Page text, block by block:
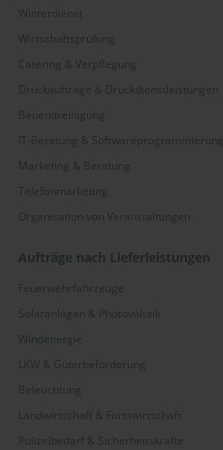
Villingen-Schwenningen
Vilsbiburg
Völklingen
Weißenfels
Wilhelmshaven
Winnenden
Wittlich
Wolfsburg
Winterdienst
Wirtschaftsprüfung
Catering & Verpflegung
Druckaufträge & Druckdienstleistungen
Bauendreinigung
IT-Beratung & Softwareprogrammierung
Marketing & Beratung
Telefonmarketing
Organisation von Veranstaltungen
Aufträge nach Lieferleistungen
Feuerwehrfahrzeuge
Solaranlagen & Photovoltaik
Windenergie
LKW & Güterbeförderung
Beleuchtung
Landwirtschaft & Forstwirtschaft
Polizeibedarf & Sicherheitskräfte